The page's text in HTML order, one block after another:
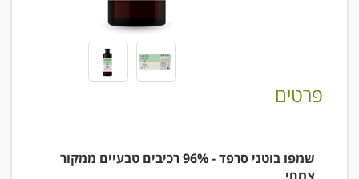
פרטים
שמפו בוטני סרפד - 96% רכיבים טבעיים ממקור